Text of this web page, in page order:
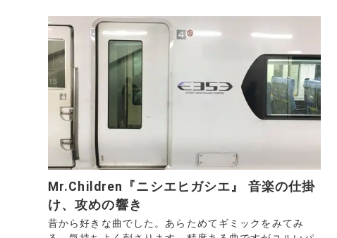
Mr.Children『ニシエヒガシエ』 音楽の仕掛
け、攻めの響き
昔から好きな曲でした。あらためてギミックをみてみ